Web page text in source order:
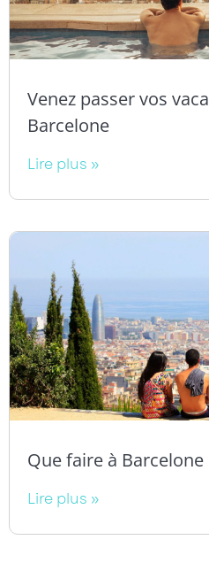
Venez passer vos
Barcelone
Lire plus »
Que faire à
Lire plus »